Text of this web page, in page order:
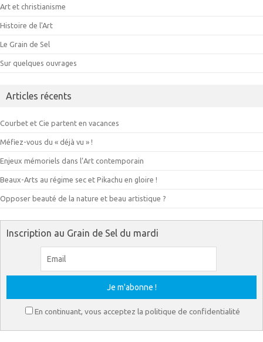
Art et christianisme
Histoire de l'Art
Le Grain de Sel
Sur quelques ouvrages
Articles récents
Courbet et Cie partent en vacances
Méfiez-vous du « déjà vu » !
Enjeux mémoriels dans l’Art contemporain
Beaux-Arts au régime sec et Pikachu en gloire !
Opposer beauté de la nature et beau artistique ?
Inscription au Grain de Sel du mardi
En continuant, vous acceptez la politique de confidentialité